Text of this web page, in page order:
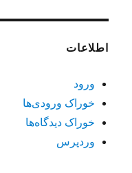
اطلاعات
ورود
خوراک ورودی‌ها
خوراک دیدگاه‌ها
وردپرس